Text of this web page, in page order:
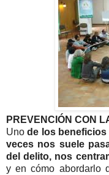
PREVENCIÓN CON
Unode los beneficios
veces nos suele
del delito, nos
y en cómo abordarlo